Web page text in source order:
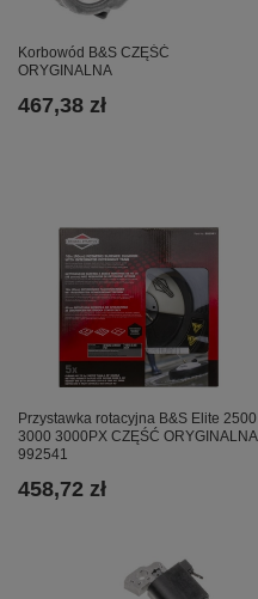
Korbowód B&S CZĘŚĆ
ORYGINALNA
467,38 zł
Przystawka rotacyjna B&S Elite 2500
3000 3000PX CZĘŚĆ ORYGINALNA
992541
458,72 zł